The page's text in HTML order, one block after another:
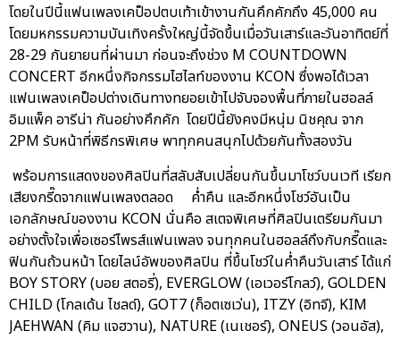
โดยในปีนี้แฟนเพลงเคป็อปตบเท้าเข้างานกันคึกคักถึง 45,000 คน
โดยมหกรรมความบันเทิงครั้งใหญ่นี้จัดขึ้นเมื่อวันเสาร์และวันอาทิตย์ที่
28-29 กันยายนที่ผ่านมา ก่อนจะถึงช่วง M COUNTDOWN
CONCERT อีกหนึ่งกิจกรรมไฮไลท์ของงาน KCON ซึ่งพอได้เวลา
แฟนเพลงเคป็อปต่างเดินทางทยอยเข้าไปจับจองพื้นที่ภายในฮอลล์
อิมแพ็ค อารีน่า กันอย่างคึกคัก โดยปีนี้ยังคงมีหนุ่ม นิชคุณ จาก
2PM รับหน้าที่พิธีกรพิเศษ พาทุกคนสนุกไปด้วยกันทั้งสองวัน
พร้อมการแสดงของศิลปินที่สลับสับเปลี่ยนกันขึ้นมาโชว์บนเวที เรียก
เสียงกรี๊ดจากแฟนเพลงตลอด ค่ำคืน และอีกหนึ่งโชว์อันเป็น
เอกลักษณ์ของงาน KCON นั่นคือ สเตจพิเศษที่ศิลปินเตรียมกันมา
อย่างตั้งใจเพื่อเซอร์ไพรส์แฟนเพลง จนทุกคนในฮอลล์ถึงกับกรี๊ดและ
ฟินกันถ้วนหน้า โดยไลน์อัพของศิลปิน ที่ขึ้นโชว์ในค่ำคืนวันเสาร์ ได้แก่
BOY STORY (บอย สตอรี่), EVERGLOW (เอเวอร์โกลว์), GOLDEN
CHILD (โกลเด้น ไชลด์), GOT7 (ก็อตเซเว่น), ITZY (อิทจี), KIM
JAEHWAN (คิม แจฮวาน), NATURE (เนเชอร์), ONEUS (วอนอัส),